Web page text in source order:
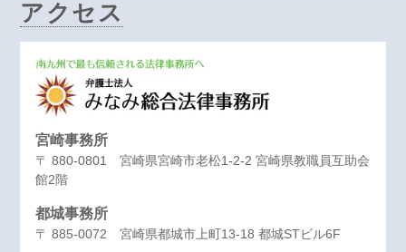
アクセス
宮崎事務所
〒 880-0801 宮崎県宮崎市老松1-2-2 宮崎県教職員互助会
館2階
都城事務所
〒 885-0072 宮崎県都城市上町13-18 都城STビル6F